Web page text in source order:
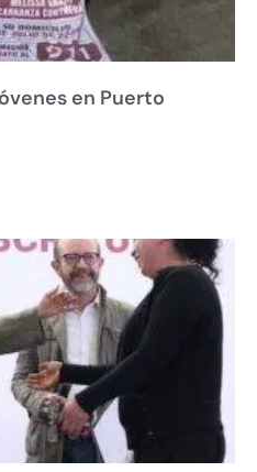
en Puerto